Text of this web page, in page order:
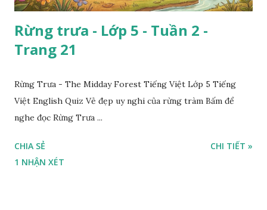
Rừng trưa - Lớp 5 - Tuần 2 -
Trang 21
Rừng Trưa - The Midday Forest Tiếng Việt Lớp 5 Tiếng
Việt English Quiz Vẻ đẹp uy nghi của rừng tràm Bấm để
nghe đọc Rừng Trưa ...
CHIA SẺ
1 NHẬN XÉT
CHI TIẾT »